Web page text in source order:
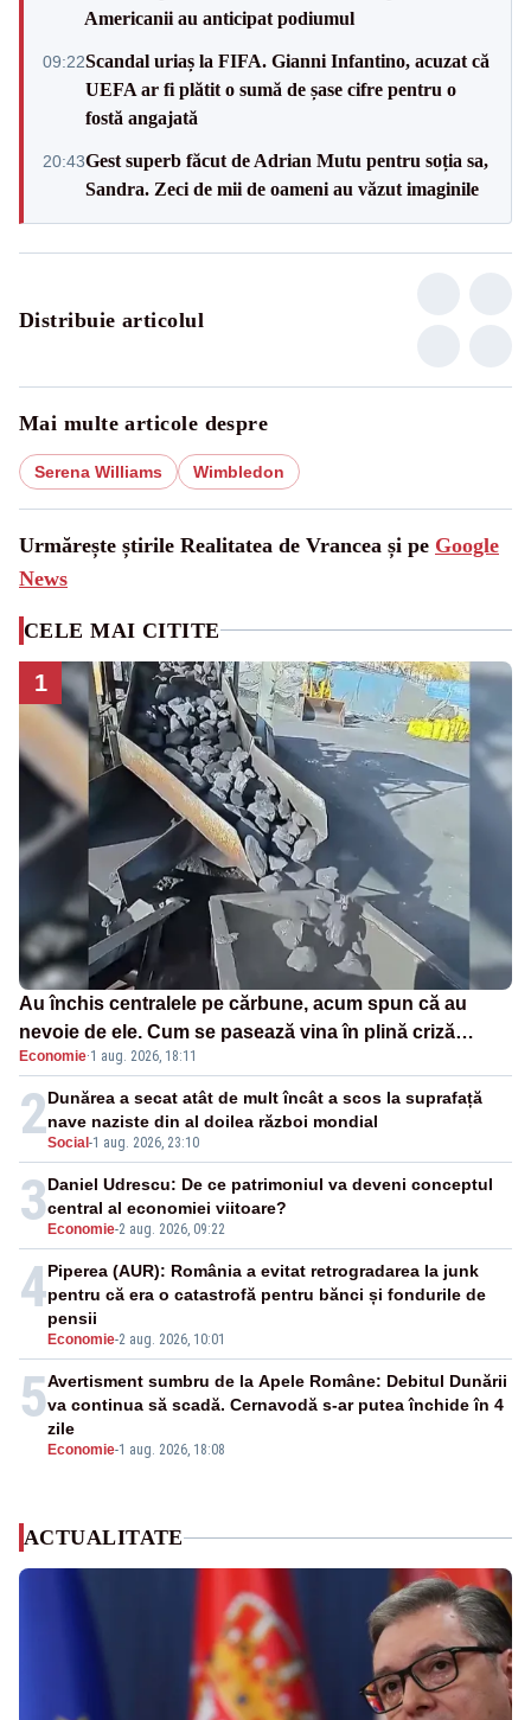
Americanii au anticipat podiumul
09:22Scandal uriaș la FIFA. Gianni Infantino, acuzat că
UEFA ar fi plătit o sumă de șase cifre pentru o
fostă angajată
20:43Gest superb făcut de Adrian Mutu pentru soția sa,
Sandra. Zeci de mii de oameni au văzut imaginile
Distribuie articolul
Mai multe articole despre
Serena Williams Wimbledon
Urmărește știrile Realitatea de Vrancea și pe Google
News
CELE MAI CITITE
1
Au închis centralele pe cărbune, acum spun că au
nevoie de ele. Cum se pasează vina în plină criză
energetică
Economie·1 aug. 2026, 18:11
2Social -1 aug. 2026, 23:10
Dunărea a secat atât de mult încât a scos la suprafață
nave naziste din al doilea război mondial
3 Economie-2 aug. 2026, 09:22
Daniel Udrescu: De ce patrimoniul va deveni conceptul
central al economiei viitoare?
4
Economie-2 aug. 2026, 10:01
Piperea (AUR): România a evitat retrogradarea la junk
pentru că era o catastrofă pentru bănci și fondurile de
pensii
5
Economie-1 aug. 2026, 18:08
Avertisment sumbru de la Apele Române: Debitul Dunării
va continua să scadă. Cernavodă s-ar putea închide în 4
zile
ACTUALITATE